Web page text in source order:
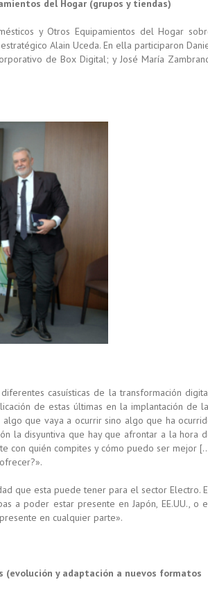
del Hogar (grupos y tiendas)
y Otros Equipamientos del Hogar
Alain Uceda. En ella participaron
de Box Digital; y José María
casuísticas de la transformación
de estas últimas en la implantación de
que vaya a ocurrir sino algo que ha
la disyuntiva que hay que afrontar a la hora
con quién compites y cómo puedo ser mejor
que esta puede tener para el sector Electro.
a poder estar presente en Japón, EE.UU., o
en cualquier parte».
(evolución y adaptación a nuevos formatos